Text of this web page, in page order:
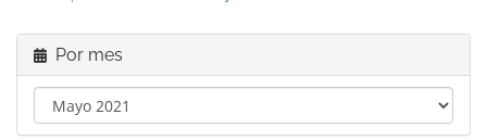
Por mes